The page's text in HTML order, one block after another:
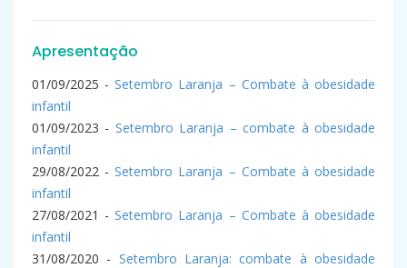
Apresentação
01/09/2025 -Setembro Laranja – Combate à obesidade
infantil
01/09/2023 - Setembro Laranja – combate à obesidade
infantil
29/08/2022 -Setembro Laranja – Combate à obesidade
infantil
27/08/2021 -Setembro Laranja – Combate à obesidade
infantil
31/08/2020 - Setembro Laranja: combate à obesidade